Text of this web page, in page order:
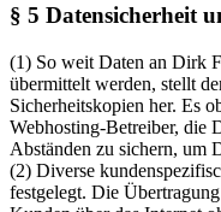
§ 5 Datensicherheit
(1) So weit Daten an Dirk
übermittelt werden, stellt
Sicherheitskopien her. Es
Webhosting-Betreiber, die
Abständen zu sichern, um
(2) Diverse
festgelegt. Die